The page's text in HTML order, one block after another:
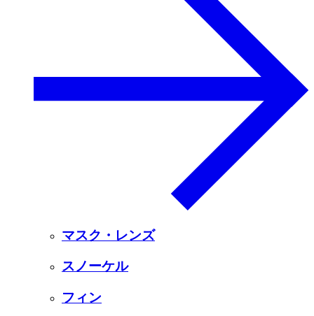
マスク・レンズ
スノーケル
フィン